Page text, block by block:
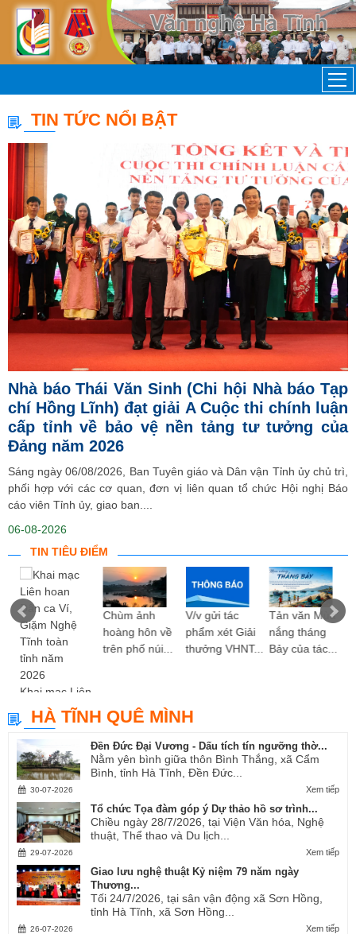
TIN TỨC NỔI BẬT
Nhà báo Thái Văn Sinh (Chi hội Nhà báo Tạp
chí Hồng Lĩnh) đạt giải A Cuộc thi chính luận
cấp tỉnh về bảo vệ nền tảng tư tưởng của
Đảng năm 2026
Sáng ngày 06/08/2026, Ban Tuyên giáo và Dân vận Tỉnh ủy chủ trì,
phối hợp với các cơ quan, đơn vị liên quan tổ chức Hội nghị Báo
cáo viên Tỉnh ủy, giao ban....
06-08-2026
TIN TIÊU ĐIỂM
Khai mạc Liên
hoan Dân ca
Ví, Giặm...
Chùm ảnh
hoàng hôn về
trên phố núi...
V/v gửi tác
phẩm xét Giải
thưởng VHNT...
Tản văn Mùa
nắng tháng
Bảy của tác...
HÀ TĨNH QUÊ MÌNH
Đền Đức Đại Vương - Dấu tích tín ngưỡng thờ...
Nằm yên bình giữa thôn Bình Thắng, xã Cẩm
Bình, tỉnh Hà Tĩnh, Đền Đức...
Xem tiếp
30-07-2026
Tổ chức Tọa đàm góp ý Dự thảo hồ sơ trình...
Chiều ngày 28/7/2026, tại Viện Văn hóa, Nghệ
thuật, Thể thao và Du lịch...
Xem tiếp
29-07-2026
Giao lưu nghệ thuật Kỷ niệm 79 năm ngày
Thương...
Tối 24/7/2026, tại sân vận động xã Sơn Hồng,
tỉnh Hà Tĩnh, xã Sơn Hồng...
Xem tiếp
26-07-2026